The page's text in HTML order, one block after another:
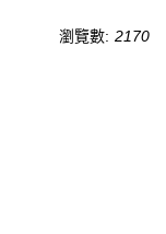
瀏覽數: 2170